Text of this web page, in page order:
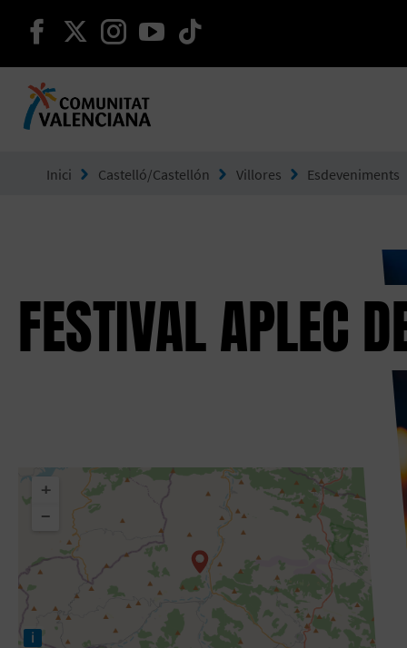
seguir en facebook
seguir en twitter
seguir en instagram
seguir en youtube
Inici Castelló/Castellón Villores Esdeveniments
FESTIVAL APLEC
+
−
i